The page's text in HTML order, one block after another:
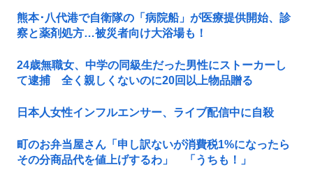
熊本･八代港で自衛隊の「病院船」が医療提供開始、診
察と薬剤処方…被災者向け大浴場も！
24歳無職女、中学の同級生だった男性にストーカーし
て逮捕 全く親しくないのに20回以上物品贈る
日本人女性インフルエンサー、ライブ配信中に自殺
町のお弁当屋さん「申し訳ないが消費税1%になったら
その分商品代を値上げするわ」 「うちも！」